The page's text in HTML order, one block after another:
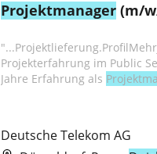
Projektmanager (m/
Projekterfahrung im Public
Jahre Erfahrung als
Deutsche Telekom AG